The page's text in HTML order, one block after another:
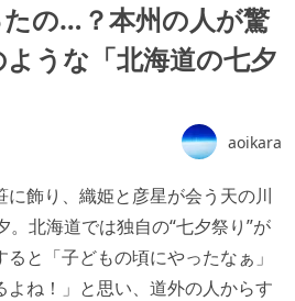
の…？本州の人が驚
うな「北海道の七夕
aoikara
飾り、織姫と彦星が会う天の川
。北海道では独自の“七夕祭り”が
と「子どもの頃にやったなぁ」
よね！」と思い、道外の人からす